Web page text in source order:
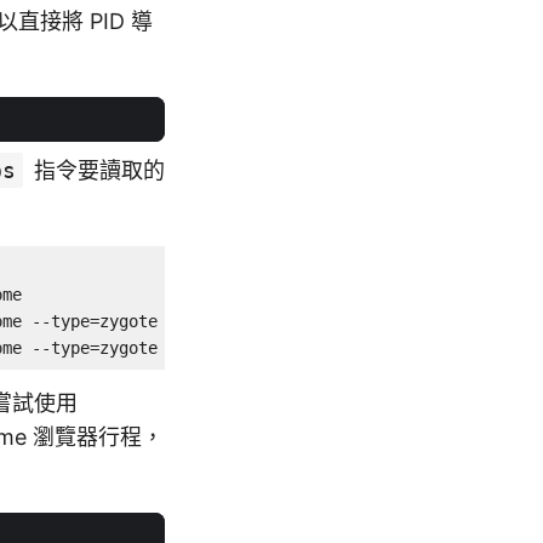
直接將 PID 導
指令要讀取的
--type=zygote
--type=zygote
試使用
瀏覽器行程，